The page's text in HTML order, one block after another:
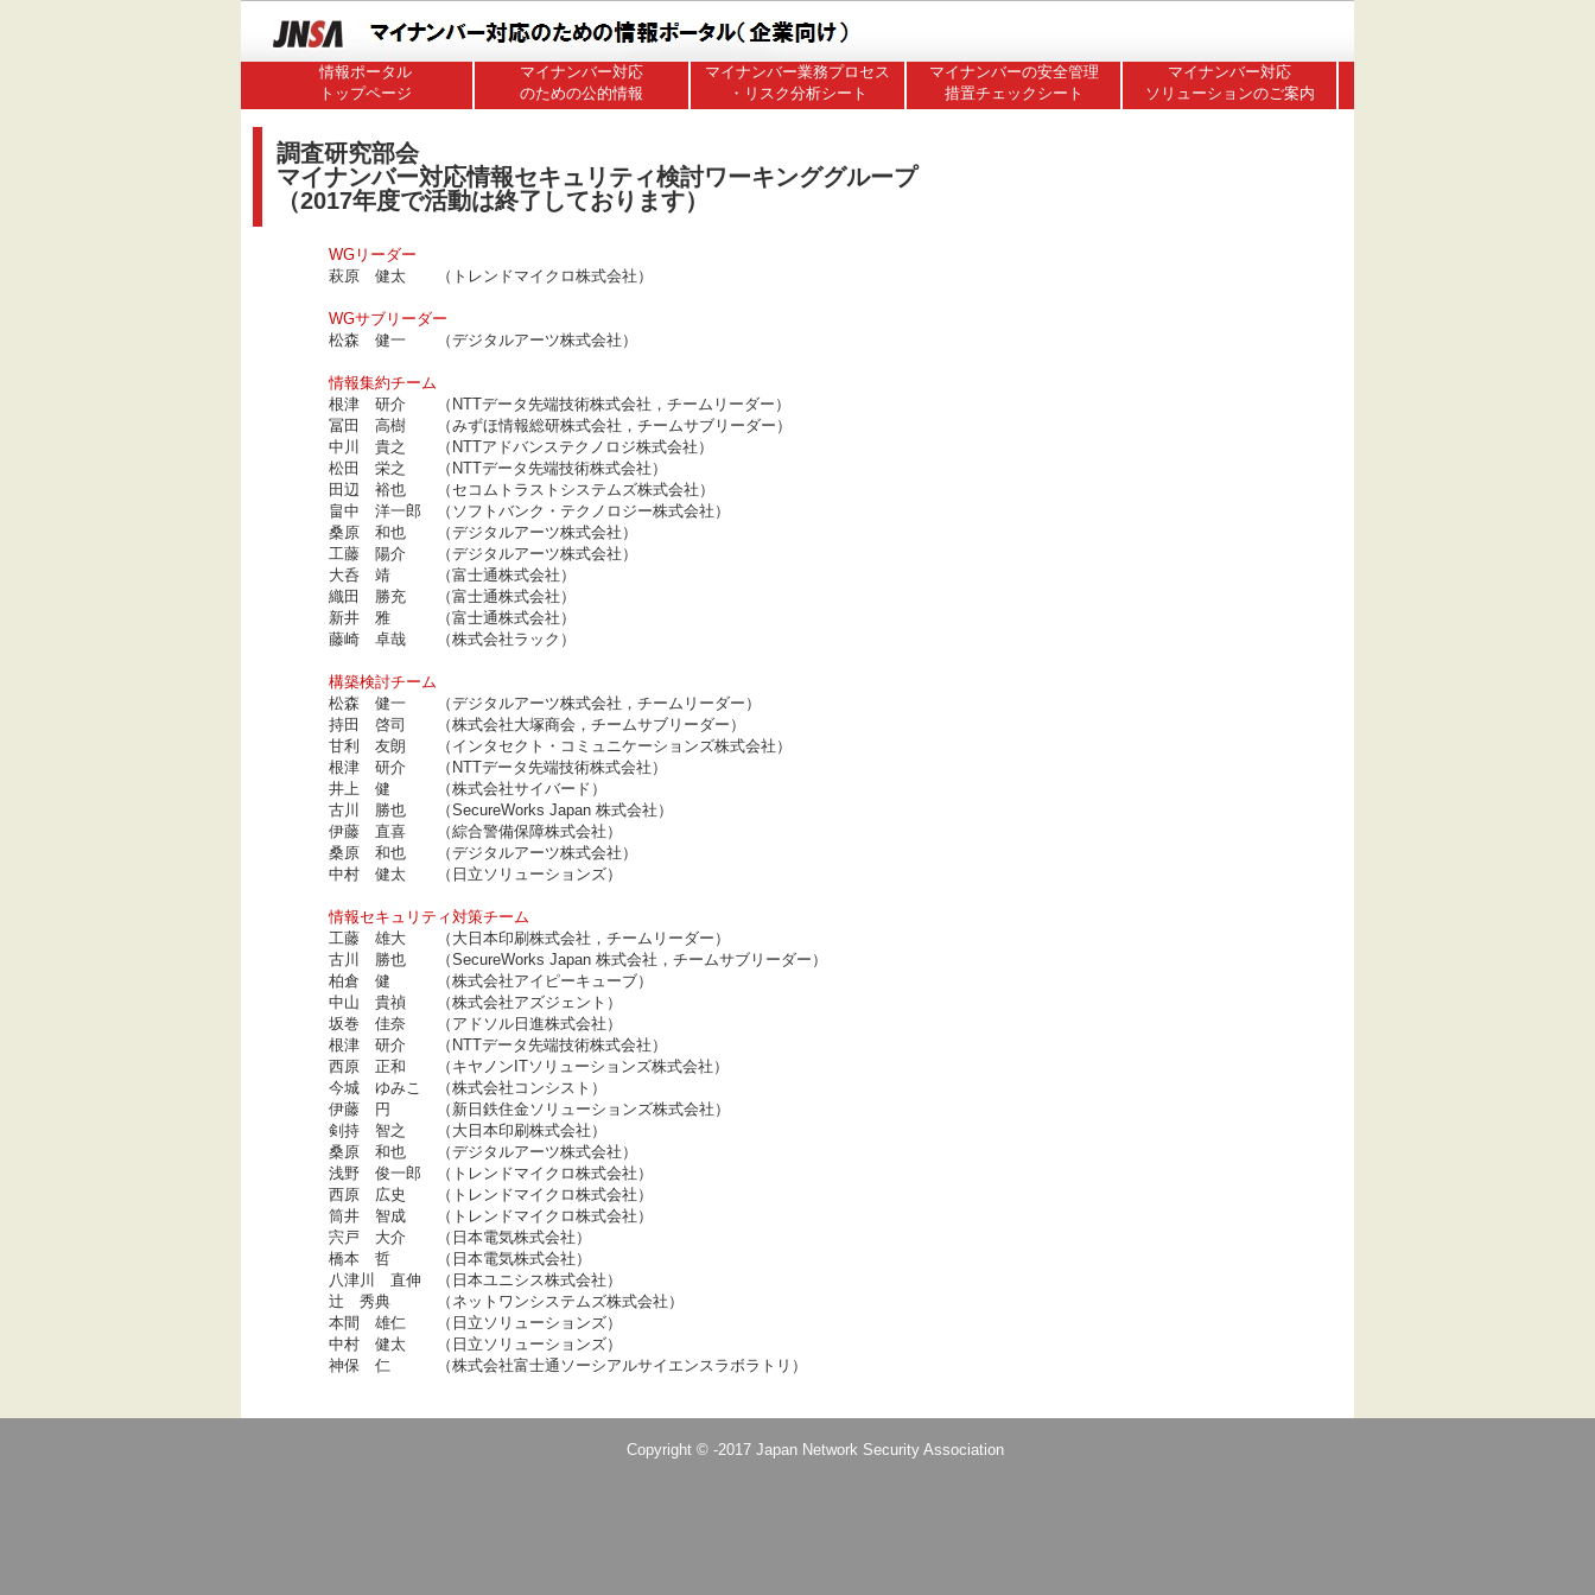
情報ポータル
トップページ
マイナンバー対応
のための公的情報
マイナンバー業務プロセス
・リスク分析シート
マイナンバーの安全管理
措置チェックシート
マイナンバー対応
ソリューションのご案内
調査研究部会
マイナンバー対応情報セキュリティ検討ワーキンググループ
（2017年度で活動は終了しております）
WGリーダー
萩原 健太 （トレンドマイクロ株式会社）
WGサブリーダー
松森 健一 （デジタルアーツ株式会社）
情報集約チーム
根津 研介 （NTTデータ先端技術株式会社，チームリーダー）
冨田 高樹 （みずほ情報総研株式会社，チームサブリーダー）
中川 貴之 （NTTアドバンステクノロジ株式会社）
松田 栄之 （NTTデータ先端技術株式会社）
田辺 裕也 （セコムトラストシステムズ株式会社）
畠中 洋一郎 （ソフトバンク・テクノロジー株式会社）
桑原 和也 （デジタルアーツ株式会社）
工藤 陽介 （デジタルアーツ株式会社）
大呑 靖 （富士通株式会社）
織田 勝充 （富士通株式会社）
新井 雅 （富士通株式会社）
藤崎 卓哉 （株式会社ラック）
構築検討チーム
松森 健一 （デジタルアーツ株式会社，チームリーダー）
持田 啓司 （株式会社大塚商会，チームサブリーダー）
甘利 友朗 （インタセクト・コミュニケーションズ株式会社）
根津 研介 （NTTデータ先端技術株式会社）
井上 健 （株式会社サイバード）
古川 勝也 （SecureWorks Japan 株式会社）
伊藤 直喜 （綜合警備保障株式会社）
桑原 和也 （デジタルアーツ株式会社）
中村 健太 （日立ソリューションズ）
情報セキュリティ対策チーム
工藤 雄大 （大日本印刷株式会社，チームリーダー）
古川 勝也 （SecureWorks Japan 株式会社，チームサブリーダー）
柏倉 健 （株式会社アイピーキューブ）
中山 貴禎 （株式会社アズジェント）
坂巻 佳奈 （アドソル日進株式会社）
根津 研介 （NTTデータ先端技術株式会社）
西原 正和 （キヤノンITソリューションズ株式会社）
今城 ゆみこ （株式会社コンシスト）
伊藤 円 （新日鉄住金ソリューションズ株式会社）
剣持 智之 （大日本印刷株式会社）
桑原 和也 （デジタルアーツ株式会社）
浅野 俊一郎 （トレンドマイクロ株式会社）
西原 広史 （トレンドマイクロ株式会社）
筒井 智成 （トレンドマイクロ株式会社）
宍戸 大介 （日本電気株式会社）
橋本 哲 （日本電気株式会社）
八津川 直伸 （日本ユニシス株式会社）
辻 秀典 （ネットワンシステムズ株式会社）
本間 雄仁 （日立ソリューションズ）
中村 健太 （日立ソリューションズ）
神保 仁 （株式会社富士通ソーシアルサイエンスラボラトリ）
Copyright © -2017 Japan Network Security Association